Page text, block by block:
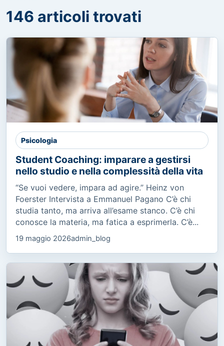
146 articoli trovati
Psicologia
Student Coaching: imparare a gestirsi
nello studio e nella complessità della vita
“Se vuoi vedere, impara ad agire.” Heinz von
Foerster Intervista a Emmanuel Pagano C’è chi
studia tanto, ma arriva all’esame stanco. C’è chi
conosce la materia, ma fatica a esprimerla. C’è...
19 maggio 2026admin_blog